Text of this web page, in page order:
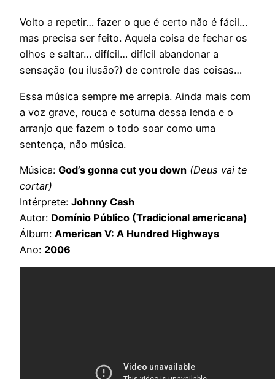
Volto a repetir… fazer o que é certo não é fácil…
mas precisa ser feito. Aquela coisa de fechar os
olhos e saltar… difícil… difícil abandonar a
sensação (ou ilusão?) de controle das coisas…
Essa música sempre me arrepia. Ainda mais com
a voz grave, rouca e soturna dessa lenda e o
arranjo que fazem o todo soar como uma
sentença, não música.
Música: God’s gonna cut you down (Deus vai te
cortar)
Intérprete: Johnny Cash
Autor: Domínio Público (Tradicional americana)
Álbum: American V: A Hundred Highways
Ano: 2006